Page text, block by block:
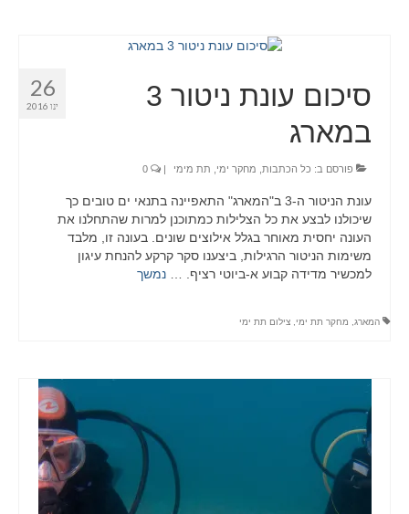
26
ינו 2016
סיכום עונת ניטור 3
במארג
פורסם ב: כל הכתבות מחקר ימי תת מימי
עונת הניטור ה-3 ב"המארג" התאפיינה בתנאי ים טובים כך
שיכולנו לבצע את כל הצלילות כמתוכנן למרות שהתחלנו את
העונה יחסית מאוחר בגלל אילוצים שונים. בעונה זו, מלבד
משימות הניטור הרגילות, ביצענו סקר קרקע להנחת עיגון
למכשיר מדידה קבוע א-ביוטי רציף. … נמשך
המארג, מחקר תת ימי, צילום תת ימי